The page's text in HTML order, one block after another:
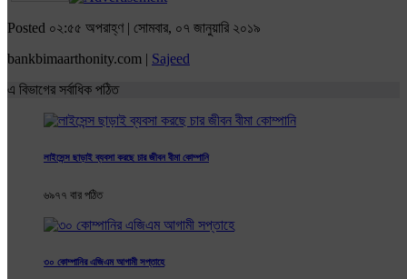
Posted ০২:৫৫ অপরাহ্ণ | সোমবার, ০৭ জানুয়ারি ২০১৯
bankbimaarthonity.com | Sajeed
এ বিভাগের সর্বাধিক পঠিত
লাইসেন্স ছাড়াই ব্যবসা করছে চার জীবন বীমা কোম্পানি
৬৯৭৭ বার পঠিত
৩০ কোম্পানির এজিএম আগামী সপ্তাহে